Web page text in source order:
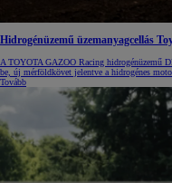
Hidrogénüzemű üzemanyagcellás
A TOYOTA GAZOO Racing hidrogénüzemű
be, új mérföldkövet jelentve a hidrogénes
Tovább